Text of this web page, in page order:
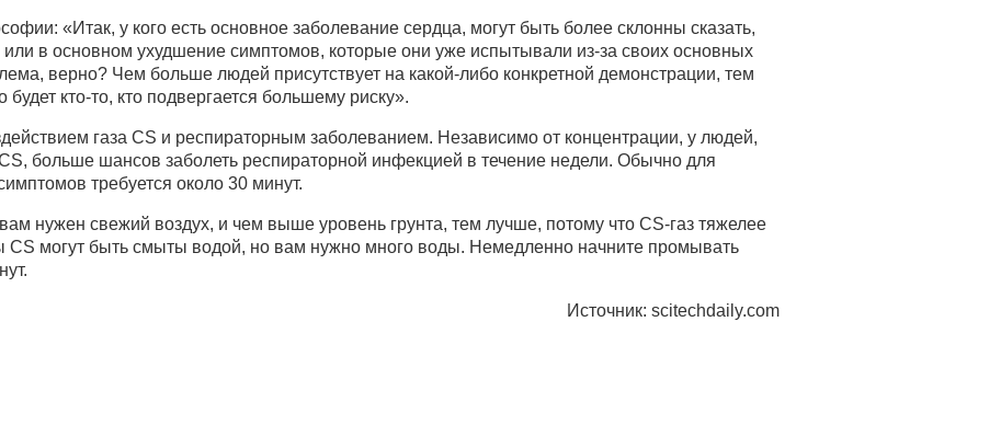
«Итак, у кого есть основное заболевание сердца, могут быть более склонны сказать,
или в основном ухудшение симптомов, которые они уже испытывали из-за своих основных
верно? Чем больше людей присутствует на какой-либо конкретной демонстрации, тем
будет кто-то, кто подвергается большему риску».
газа CS и респираторным заболеванием. Независимо от концентрации, у людей,
больше шансов заболеть респираторной инфекцией в течение недели. Обычно для
требуется около 30 минут.
нужен свежий воздух, и чем выше уровень грунта, тем лучше, потому что CS-газ тяжелее
CS могут быть смыты водой, но вам нужно много воды. Немедленно начните промывать
Источник: scitechdaily.com